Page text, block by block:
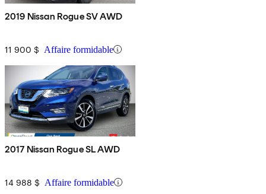
2019 Nissan Rogue SV AWD
11 900 $ Affaire formidable
2017 Nissan Rogue SL AWD
14 988 $ Affaire formidable